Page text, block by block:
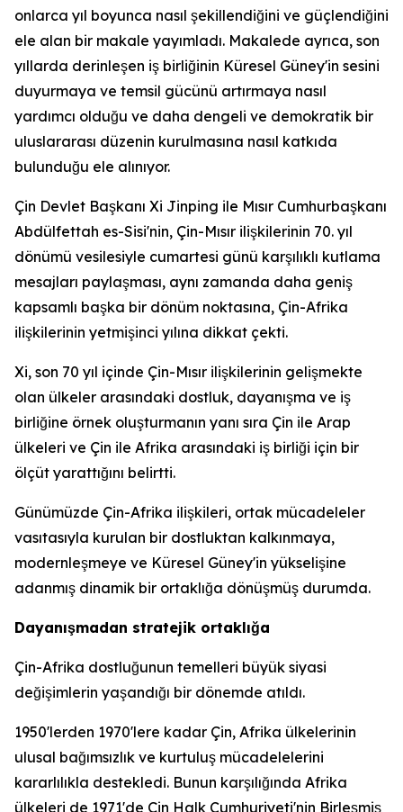
onlarca yıl boyunca nasıl şekillendiğini ve güçlendiğini
ele alan bir makale yayımladı. Makalede ayrıca, son
yıllarda derinleşen iş birliğinin Küresel Güney'in sesini
duyurmaya ve temsil gücünü artırmaya nasıl
yardımcı olduğu ve daha dengeli ve demokratik bir
uluslararası düzenin kurulmasına nasıl katkıda
bulunduğu ele alınıyor.
Çin Devlet Başkanı Xi Jinping ile Mısır Cumhurbaşkanı
Abdülfettah es-Sisi'nin, Çin-Mısır ilişkilerinin 70. yıl
dönümü vesilesiyle cumartesi günü karşılıklı kutlama
mesajları paylaşması, aynı zamanda daha geniş
kapsamlı başka bir dönüm noktasına, Çin-Afrika
ilişkilerinin yetmişinci yılına dikkat çekti.
Xi, son 70 yıl içinde Çin-Mısır ilişkilerinin gelişmekte
olan ülkeler arasındaki dostluk, dayanışma ve iş
birliğine örnek oluşturmanın yanı sıra Çin ile Arap
ülkeleri ve Çin ile Afrika arasındaki iş birliği için bir
ölçüt yarattığını belirtti.
Günümüzde Çin-Afrika ilişkileri, ortak mücadeleler
vasıtasıyla kurulan bir dostluktan kalkınmaya,
modernleşmeye ve Küresel Güney'in yükselişine
adanmış dinamik bir ortaklığa dönüşmüş durumda.
Dayanışmadan stratejik ortaklığa
Çin-Afrika dostluğunun temelleri büyük siyasi
değişimlerin yaşandığı bir dönemde atıldı.
1950'lerden 1970'lere kadar Çin, Afrika ülkelerinin
ulusal bağımsızlık ve kurtuluş mücadelelerini
kararlılıkla destekledi. Bunun karşılığında Afrika
ülkeleri de 1971'de Çin Halk Cumhuriyeti'nin Birleşmiş